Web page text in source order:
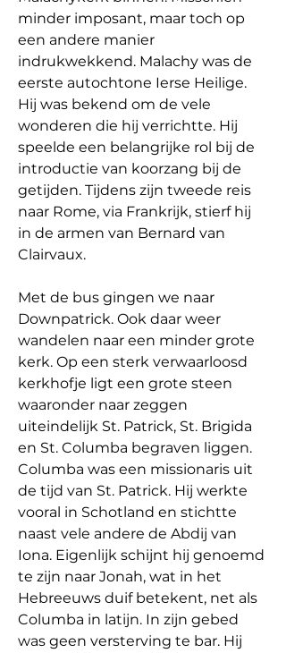
minder imposant, maar toch op
een andere manier
indrukwekkend. Malachy was de
eerste autochtone Ierse Heilige.
Hij was bekend om de vele
wonderen die hij verrichtte. Hij
speelde een belangrijke rol bij de
introductie van koorzang bij de
getijden. Tijdens zijn tweede reis
naar Rome, via Frankrijk, stierf hij
in de armen van Bernard van
Clairvaux.
Met de bus gingen we naar
Downpatrick. Ook daar weer
wandelen naar een minder grote
kerk. Op een sterk verwaarloosd
kerkhofje ligt een grote steen
waaronder naar zeggen
uiteindelijk St. Patrick, St. Brigida
en St. Columba begraven liggen.
Columba was een missionaris uit
de tijd van St. Patrick. Hij werkte
vooral in Schotland en stichtte
naast vele andere de Abdij van
Iona. Eigenlijk schijnt hij genoemd
te zijn naar Jonah, wat in het
Hebreeuws duif betekent, net als
Columba in latijn. In zijn gebed
was geen versterving te bar. Hij